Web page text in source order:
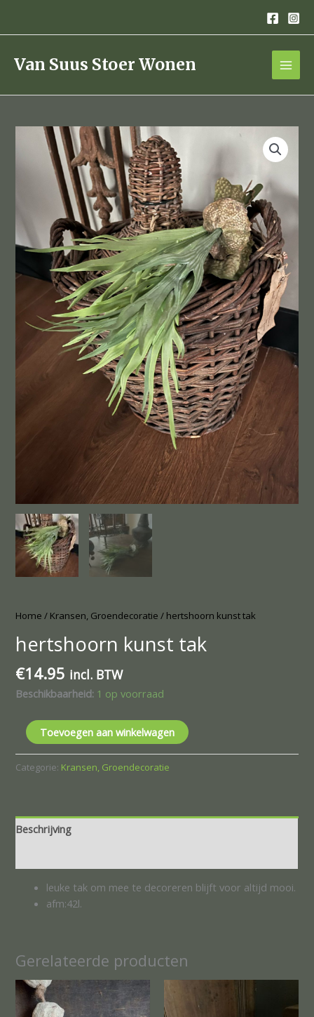
de
inhoudVan Suus Stoer Wonen
Home / Kransen, Groendecoratie / hertshoorn kunst tak
hertshoorn kunst tak
€14.95 incl. BTW
Beschikbaarheid: 1 op voorraad
hertshoorn
Toevoegen aan winkelwagen
Categorie: Kransen, Groendecoratie
Beschrijving
leuke tak om mee te decoreren blijft voor altijd mooi.
afm:42l.
Gerelateerde producten